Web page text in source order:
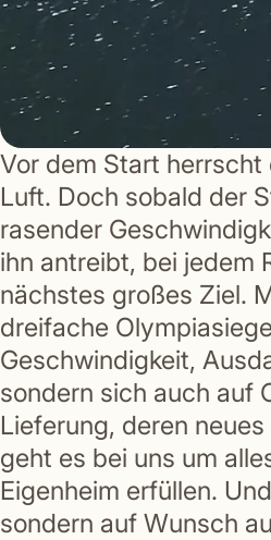
Vor dem Start herrscht
Luft. Doch sobald der
rasender
ihn antreibt, bei jedem
nächstes großes Ziel.
dreifache
Geschwindigkeit,
sondern sich auch auf
Lieferung, deren
geht es bei uns um
Eigenheim erfüllen.
sondern auf Wunsch